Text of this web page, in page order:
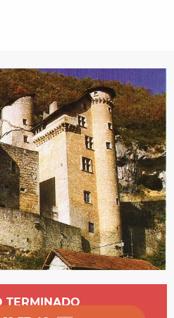
favoris
contacto
TERMINADO